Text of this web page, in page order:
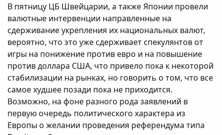
В пятницу ЦБ Швейцарии, а также Японии провели
валютные интервенции направленные на
сдерживание укрепления их национальных валют,
вероятно, что это уже сдерживает спекулянтов от
игры на понижение против евро и на повышение
против доллара США, что привело пока к некоторой
стабилизации на рынках, но говорить о том, что все
самое худшее позади пока не приходится.
Возможно, на фоне разного рода заявлений в
первую очередь политического характера из
Европы о желании проведения референдума типа